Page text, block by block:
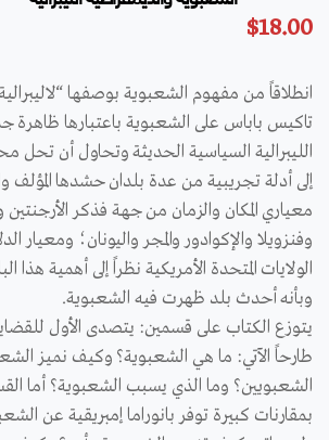
$18.00
انطلاقاً من مفهوم الشعبوية بوصفها
تاكيس باباس على الشعبوية باعتبارها ظاهرة
الليبرالية السياسية الحديثة وتحاول أن تحل
إلى أدلة تجريبية من عدة بلدان حشدها المؤلف
معياري المكان والزمان من جهة فذكر الأرجنتين
وفنزويلا والإكوادور والمجر واليونان؛ ومعيار
الولايات المتحدة الأمريكية نظراً إلى أهمية
وبأنه أحدث بلد ظهرت فيه الشعبوية.
يتوزع الكتاب على قسمين: يتصدى الأول للقضايا
طارحاً الآتي: ما هي الشعبوية؟ وكيف نميز
الشعبويين؟ وما الذي يسبب الشعبوية؟ أما
بمقارنات كبيرة توفر بانوراما إمبريقية عن